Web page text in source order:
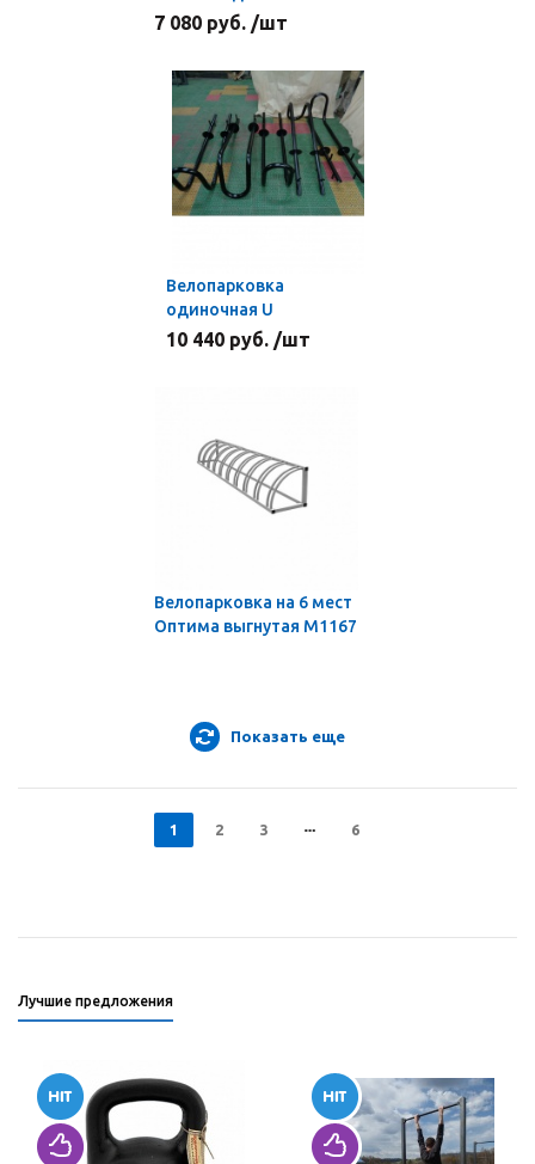
7 080 руб. /шт
Велопарковка
одиночная U
10 440 руб. /шт
Велопарковка на 6 мест
Оптима выгнутая М1167
Показать еще
1 2 3 6
Лучшие предложения